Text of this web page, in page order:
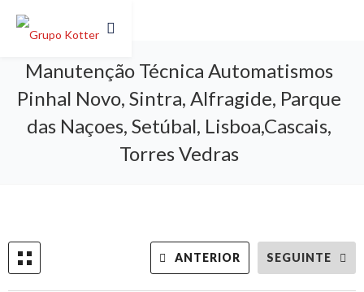
Manutenção Técnica Automatismos
Pinhal Novo, Sintra, Alfragide, Parque
das Naçoes, Setúbal, Lisboa,Cascais,
Torres Vedras
SEGUINTE
ANTERIOR